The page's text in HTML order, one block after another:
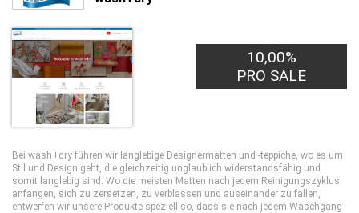
10,00%
PRO SALE
Bei wash+dry führen wir langlebige Designermatten und -teppiche, wo es um
Stil und Design geht, die gleichzeitig unglaublich widerstandsfähig und
somit langlebig sind. Wo die meisten Matten nach jedem Reinigungszyklus
anfangen, sich zu zersetzen, zu verblassen und auseinander zu fallen,
entwerfen wir unsere Produkte speziell so, dass sie nach jedem Waschgang